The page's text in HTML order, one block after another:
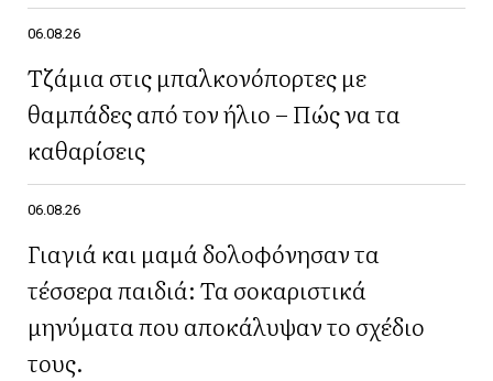
06.08.26
Τζάμια στις μπαλκονόπορτες με
θαμπάδες από τον ήλιο – Πώς να τα
καθαρίσεις
06.08.26
Γιαγιά και μαμά δολοφόνησαν τα
τέσσερα παιδιά: Τα σοκαριστικά
μηνύματα που αποκάλυψαν το σχέδιο
τους.